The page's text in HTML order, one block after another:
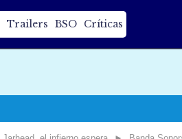
Trailers BSO Críticas